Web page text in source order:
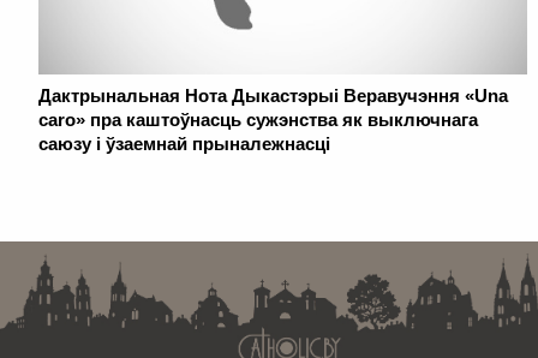
Дактрынальная Нота Дыкастэрыі Веравучэння «Una
caro» пра каштоўнасць сужэнства як выключнага
саюзу і ўзаемнай прыналежнасці